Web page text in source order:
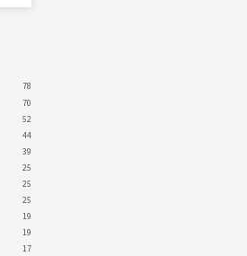
78
70
52
44
39
25
25
25
19
19
17